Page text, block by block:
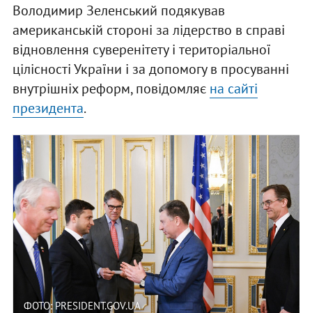
Володимир Зеленський подякував
американській стороні за лідерство в справі
відновлення суверенітету і територіальної
цілісності України і за допомогу в просуванні
внутрішніх реформ, повідомляє на сайті
президента.
ФОТО: PRESIDENT.GOV.UA